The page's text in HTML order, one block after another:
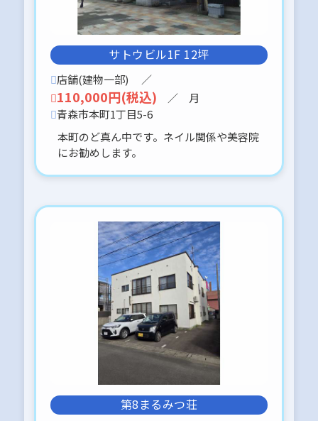
2025-06-10
本日、当社ホームページをリニューア
ルいたしました。
今後とも。あおもりホームセンターを
よろしくお願いいたします。
サトウビル1F 12坪
店舗(建物一部) ／
110,000円(税込) ／ 月
青森市本町1丁目5-6
本町のど真ん中です。ネイル関係や美容院
にお勧めします。
第8まるみつ荘